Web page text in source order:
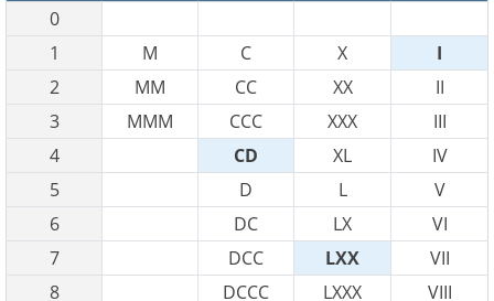
0
1
M C X
I
2
MM CC XX
II
3
MMM CCC XXX
III
4
CD XL
IV
5
D L
V
6
DC LX
VI
7
DCC LXX
VII
8
DCCC LXXX
VIII